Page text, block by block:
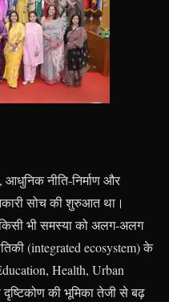
नीति-निर्माण और
सोच की शुरुआत था।
भी समस्या को अलग-अलग
(integrated ecosystem) के
Health, Urban
की भूमिका तेजी से बढ़